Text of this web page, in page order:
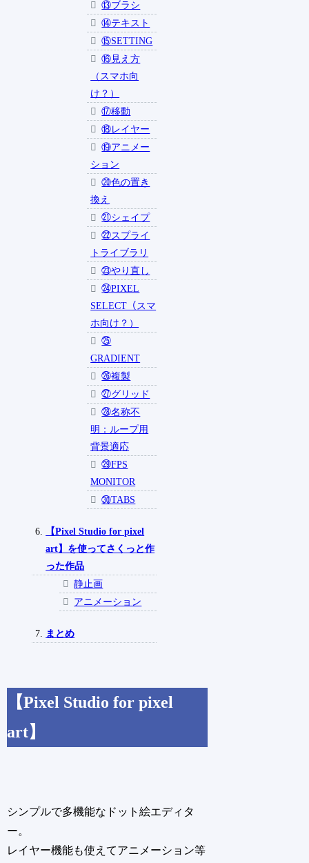
⑬ブラシ
⑭テキスト
⑮SETTING
⑯見え方
（スマホ向
け？）
⑰移動
⑱レイヤー
⑲アニメー
ション
⑳色の置き
換え
㉑シェイプ
㉒スプライ
トライブラリ
㉓やり直し
㉔PIXEL
SELECT（スマ
ホ向け？）
㉕
GRADIENT
㉖複製
㉗グリッド
㉘名称不
明：ループ用
背景適応
㉙FPS
MONITOR
㉚TABS
【Pixel Studio for pixel
art】を使ってさくっと作
った作品
静止画
アニメーション
まとめ
【Pixel Studio for pixel
art】
シンプルで多機能なドット絵エディタ
ー。
レイヤー機能も使えてアニメーション等